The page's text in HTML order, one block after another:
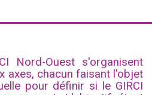
Nord-Ouest s'organisent
axes, chacun faisant l'objet
pour définir si le GIRCI